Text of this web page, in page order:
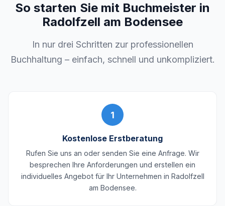
So starten Sie mit Buchmeister in
Radolfzell am Bodensee
In nur drei Schritten zur professionellen
Buchhaltung – einfach, schnell und unkompliziert.
1
Kostenlose Erstberatung
Rufen Sie uns an oder senden Sie eine Anfrage. Wir
besprechen Ihre Anforderungen und erstellen ein
individuelles Angebot für Ihr Unternehmen in Radolfzell
am Bodensee.